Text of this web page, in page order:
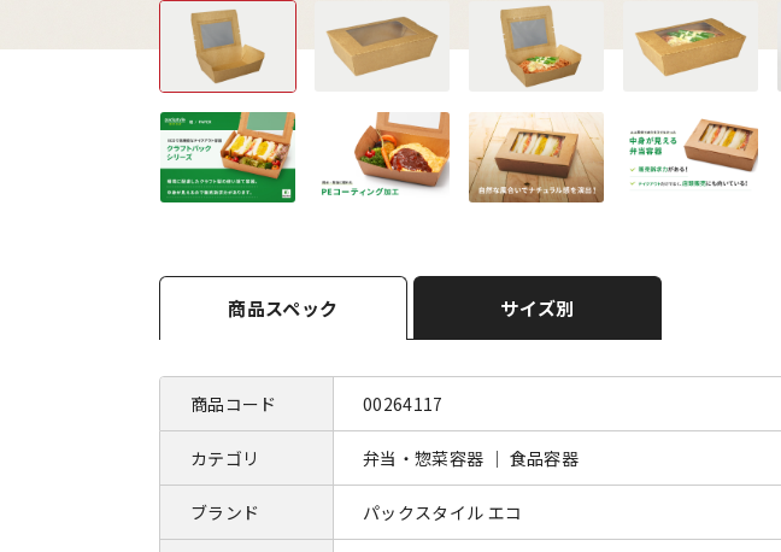
商品スペック サイズ別
商品コード 00264117
カテゴリ 弁当・惣菜容器 ｜ 食品容器
ブランド パックスタイル エコ